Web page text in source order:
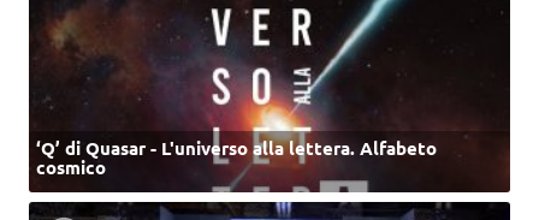
‘Q’ di Quasar - L'universo alla lettera. Alfabeto
cosmico